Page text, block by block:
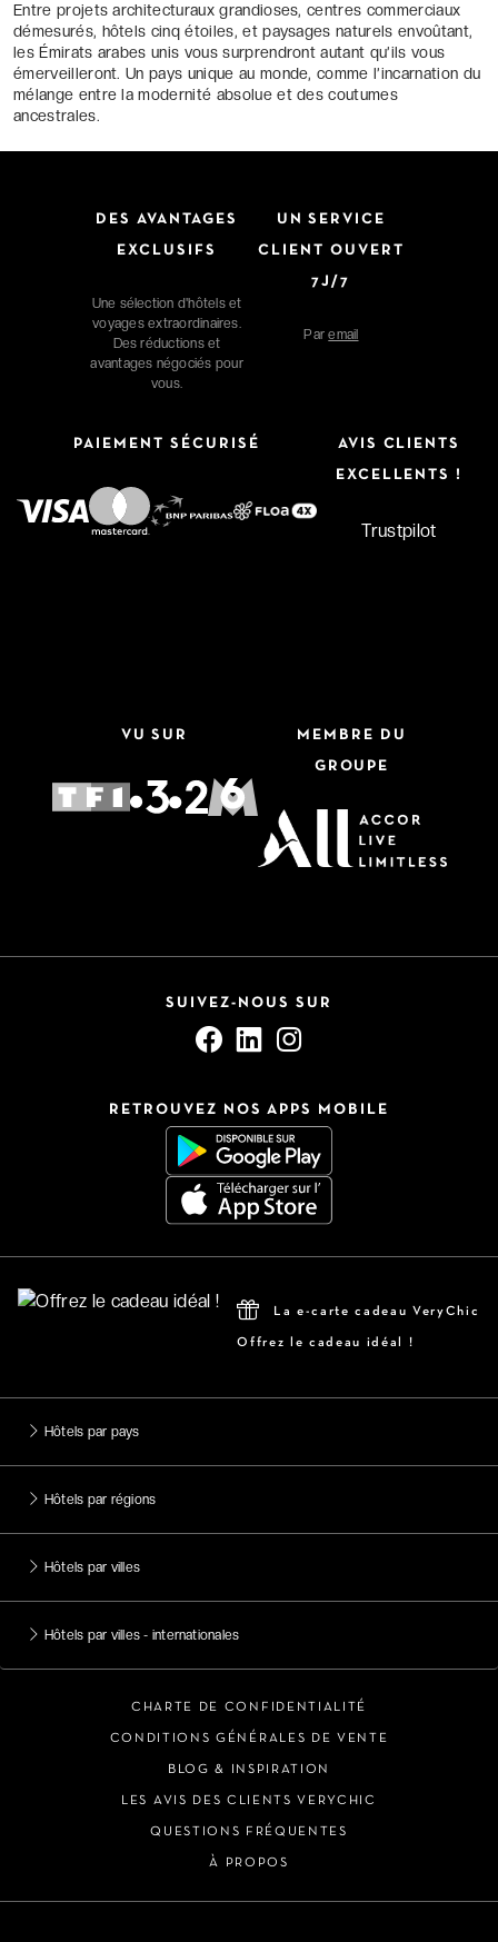
Entre projets architecturaux grandioses, centres commerciaux
démesurés, hôtels cinq étoiles, et paysages naturels envoûtant,
les Émirats arabes unis vous surprendront autant qu’ils vous
émerveilleront. Un pays unique au monde, comme l’incarnation du
mélange entre la modernité absolue et des coutumes
ancestrales.
DES AVANTAGES
EXCLUSIFS
Une sélection d'hôtels et
voyages extraordinaires.
Des réductions et
avantages négociés pour
vous.
UN SERVICE
CLIENT OUVERT
7J/7
Paremail
PAIEMENT SÉCURISÉ AVIS CLIENTS
EXCELLENTS !
Trustpilot
VU SUR MEMBRE DU
GROUPE
SUIVEZ-NOUS SUR
RETROUVEZ NOS APPS MOBILE
La e-carte cadeau VeryChic
Offrez le cadeau idéal !
Hôtels par pays
Hôtels par régions
Hôtels par villes
Hôtels par villes - internationales
CHARTE DE CONFIDENTIALITÉ
CONDITIONS GÉNÉRALES DE VENTE
BLOG & INSPIRATION
LES AVIS DES CLIENTS VERYCHIC
QUESTIONS FRÉQUENTES
À PROPOS